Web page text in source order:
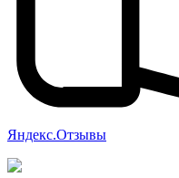
Яндекс.Отзывы